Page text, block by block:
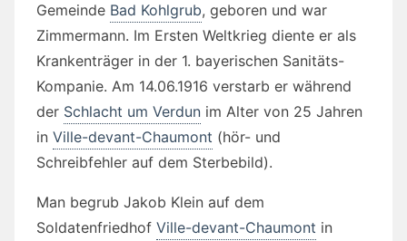
Gemeinde Bad Kohlgrub, geboren und war
Zimmermann. Im Ersten Weltkrieg diente er als
Krankenträger in der 1. bayerischen Sanitäts-
Kompanie. Am 14.06.1916 verstarb er während
der Schlacht um Verdun im Alter von 25 Jahren
in Ville-devant-Chaumont (hör- und
Schreibfehler auf dem Sterbebild).
Man begrub Jakob Klein auf dem
Soldatenfriedhof Ville-devant-Chaumont in